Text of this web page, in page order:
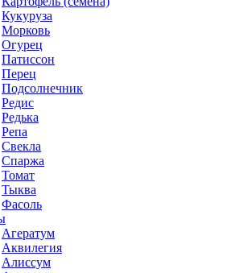
Кукуруза
Морковь
Огурец
Патиссон
Перец
Подсолнечник
Редис
Редька
Репа
Свекла
Спаржа
Томат
Тыква
Фасоль
Агератум
Аквилегия
Алиссум